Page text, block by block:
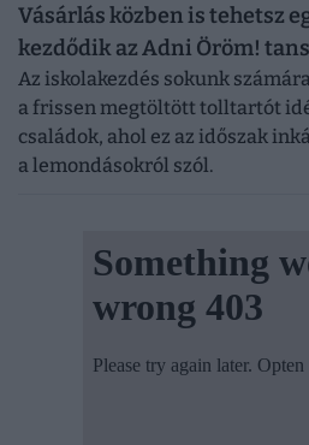
Vásárlás közben is tehetsz
kezdődik az Adni Öröm!
Az iskolakezdés sokunk
a frissen megtöltött tolltartót
családok, ahol ez az időszak
a lemondásokról szól.